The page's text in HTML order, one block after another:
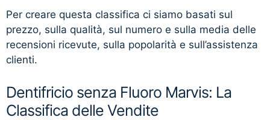
Per creare questa classifica ci siamo basati sul
prezzo, sulla qualità, sul numero e sulla media delle
recensioni ricevute, sulla popolarità e sull’assistenza
clienti.
Dentifricio senza Fluoro Marvis: La
Classifica delle Vendite